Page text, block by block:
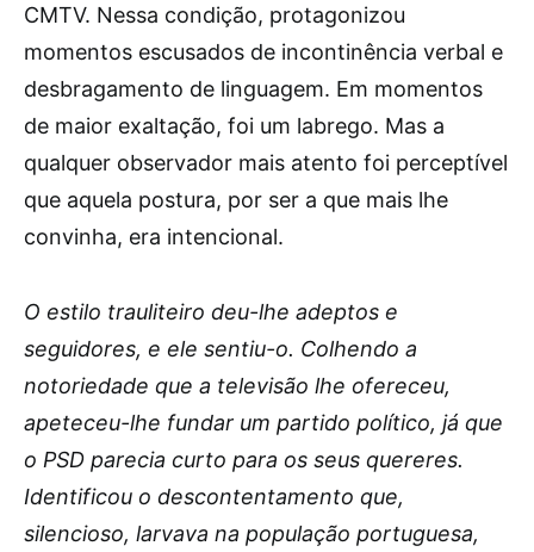
CMTV. Nessa condição, protagonizou
momentos escusados de incontinência verbal e
desbragamento de linguagem. Em momentos
de maior exaltação, foi um labrego. Mas a
qualquer observador mais atento foi perceptível
que aquela postura, por ser a que mais lhe
convinha, era intencional.
O estilo trauliteiro deu-lhe adeptos e
seguidores, e ele sentiu-o. Colhendo a
notoriedade que a televisão lhe ofereceu,
apeteceu-lhe fundar um partido político, já que
o PSD parecia curto para os seus quereres.
Identificou o descontentamento que,
silencioso, larvava na população portuguesa,